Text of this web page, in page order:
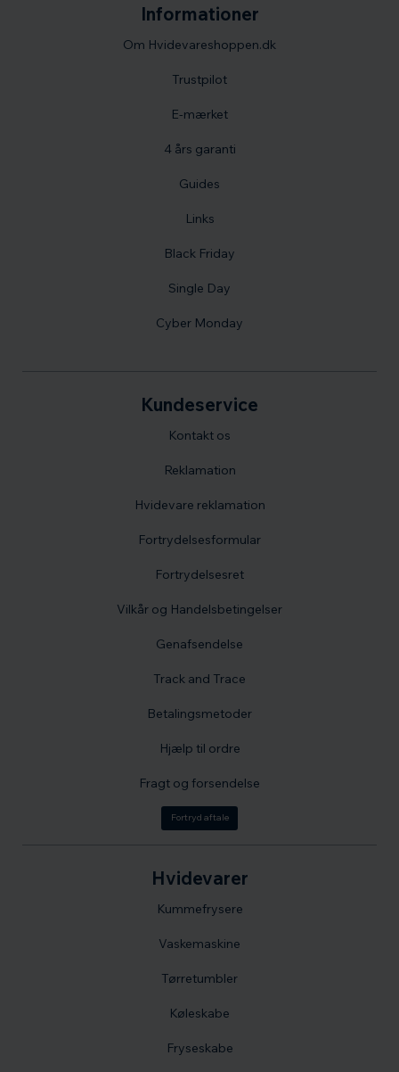
Hvidevarer
Kummefrysere
Vaskemaskine
Tørretumbler
Køleskabe
Fryseskabe
Kundeservice
Kontakt os
Reklamation
Hvidevare reklamation
Fortrydelsesformular
Fortrydelsesret
Vilkår og Handelsbetingelser
Genafsendelse
Track and Trace
Betalingsmetoder
Hjælp til ordre
Fragt og forsendelse
Fortryd aftale
Informationer
Om Hvidevareshoppen.dk
Trustpilot
E-mærket
4 års garanti
Guides
Links
Black Friday
Single Day
Cyber Monday